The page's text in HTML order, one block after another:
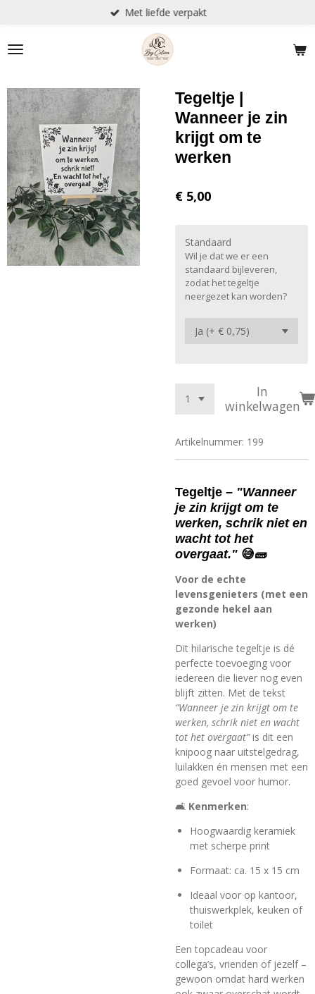
naar
de
Met liefde verpakt
Tegeltje |
Wanneer je zin
krijgt om te
werken
€ 5,00
Standaard
Wil je dat we er een
standaard bijleveren,
zodat het tegeltje
neergezet kan worden?
In
winkelwagen
Artikelnummer: 199
Tegeltje – "Wanneer
je zin krijgt om te
werken, schrik niet en
wacht tot het
overgaat." 😅🧱
Voor de echte
levensgenieters (met een
gezonde hekel aan
werken)
Dit hilarische tegeltje is dé
perfecte toevoeging voor
iedereen die liever nog even
blijft zitten. Met de tekst
“Wanneer je zin krijgt om te
werken, schrik niet en wacht
tot het overgaat”is dit een
knipoog naar uitstelgedrag,
luilakken én mensen met een
goed gevoel voor humor.
🛋️ Kenmerken:
Hoogwaardig keramiek
met scherpe print
Formaat: ca. 15 x 15 cm
Ideaal voor op kantoor,
thuiswerkplek, keuken of
toilet
Een topcadeau voor
collega’s, vrienden of jezelf –
gewoon omdat hard werken